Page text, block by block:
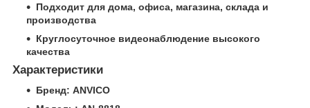
Подходит для дома, офиса, магазина, склада и
производства
Круглосуточное видеонаблюдение высокого
качества
Характеристики
Бренд: ANVICO